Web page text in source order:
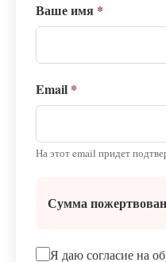
Ваше имя *
Email *
На этот email придет
Сумма
Я даю согласие на